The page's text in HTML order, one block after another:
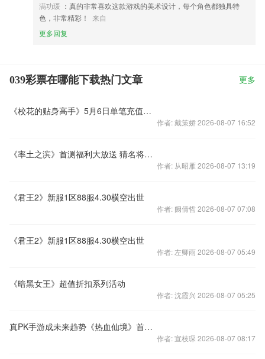
满功瑗 ：真的非常喜欢这款游戏的美术设计，每个角色都独具特
色，非常精彩！
来自
更多回复
039彩票在哪能下载热门文章 更多
《校花的贴身高手》5月6日单笔充值得奖励
作者: 戴策娇 2026-08-07 16:52
《率土之滨》首测福利大放送 猜名将拿京东卡
作者: 从昭雁 2026-08-07 13:19
《君王2》新服1区88服4.30横空出世
作者: 阙倩哲 2026-08-07 07:08
《君王2》新服1区88服4.30横空出世
作者: 左卿雨 2026-08-07 05:49
《暗黑女王》超值折扣系列活动
作者: 沈霞兴 2026-08-07 05:25
真PK手游成未来趋势《热血仙境》首发引业内关注
作者: 宣枝琛 2026-08-07 08:17